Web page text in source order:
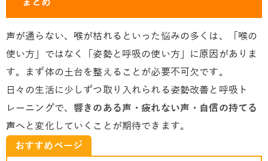
まとめ
声が通らない、喉が枯れるといった悩みの多くは、「喉の
使い方」ではなく「姿勢と呼吸の使い方」に原因がありま
す。
まず体の土台を整えることが必要不可欠です。
日々の生活に少しずつ取り入れられる姿勢改善と呼吸ト
レーニングで、響きのある声・疲れない声・自信の持てる
声へと変化していくことが期待できます。
おすすめページ